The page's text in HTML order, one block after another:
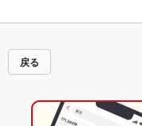
すめ料理など、お店の最新情
便利なネット予約が使えるお
利用ください。
戻る